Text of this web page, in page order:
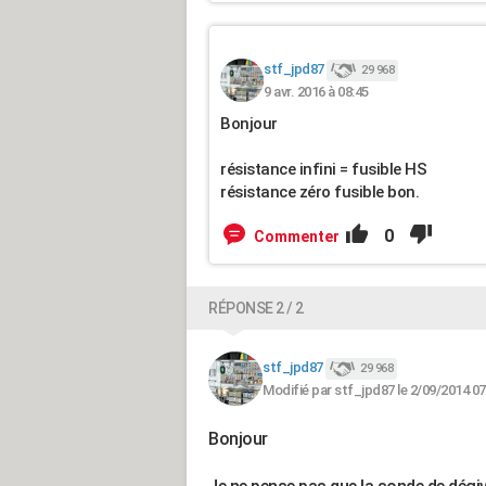
stf_jpd87 29 968
9 avr. 2016 à 08:45
Bonjour
résistance infini = fusible HS
résistance zéro fusible bon.
Commenter 0
RÉPONSE 2 / 2
stf_jpd87 29 968
Modifié par stf_jpd87 le 2/09/2014
Bonjour